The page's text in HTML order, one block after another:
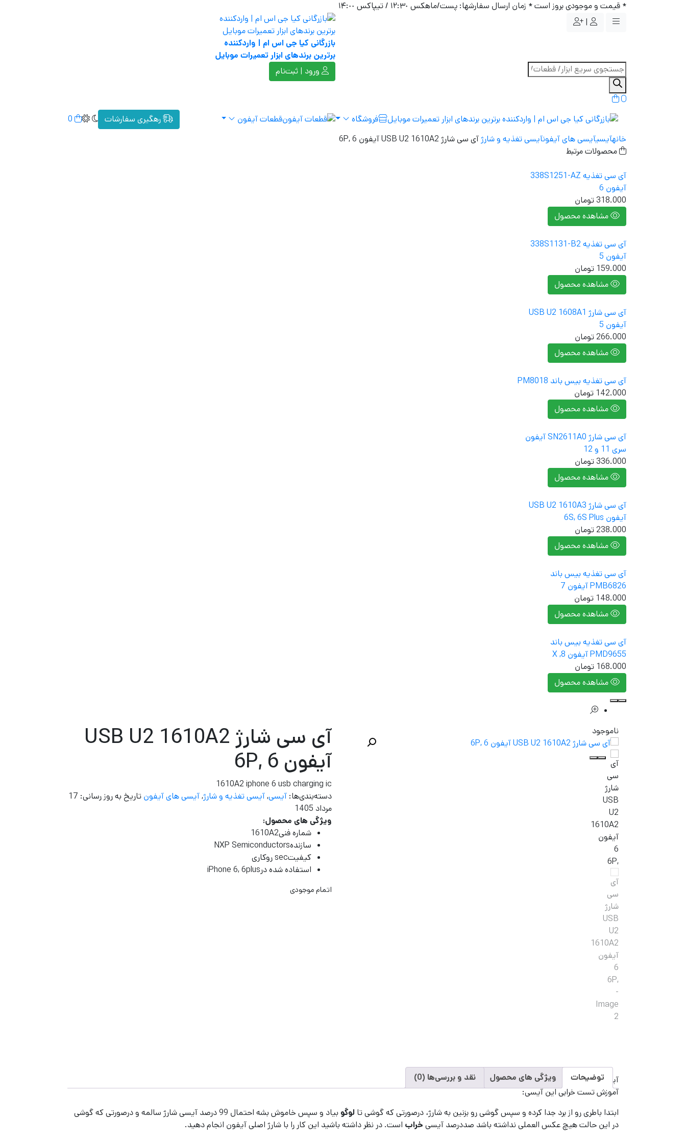
* قیمت و موجودی بروز است * زمان ارسال سفارشها: پست/ماهکس ١٢:٣٠ / تیپاکس ١۴:٠٠
|
بازرگانی کیا جی اس ام | واردکننده
برترین برندهای ابزار تعمیرات موبایل
جستجوی
محصولات
0
فروشگاه قطعات آیفون رهگیری سفارشات
0
خانهآیسیآیسی های آیفونآیسی تغذیه و شارژآی سی شارژ USB U2 1610A2 آیفون 6 ,6P
محصولات مرتبط
آی سی تغذیه 338S1251-AZ
آیفون 6
318.000تومان
مشاهده محصول
آی سی تغذیه 338S1131-B2
آیفون 5
159.000 تومان
مشاهده محصول
آی سی شارژ USB U2 1608A1
آیفون 5
266.000تومان
مشاهده محصول
آی سی تغذیه بیس باند PM8018
142.000 تومان
مشاهده محصول
آی سی شارژ SN2611A0 آیفون
سری 11 و 12
336.000تومان
مشاهده محصول
آی سی شارژ USB U2 1610A3
آیفون 6S, 6S Plus
238.000تومان
مشاهده محصول
آی سی تغذیه بیس باند
PMB6826 آیفون 7
148.000 تومان
مشاهده محصول
آی سی تغذیه بیس باند
PMD9655 آیفون 8, X
168.000 تومان
مشاهده محصول
ناموجود
آی سی شارژ USB U2 1610A2
آیفون 6 ,6P
1610A2 iphone 6 usb charging ic
دسته‌بندی‌ها: آیسی,آیسی تغذیه و شارژ,آیسی های آیفون تاریخ به روز رسانی: 17
مرداد 1405
ویژگی های محصول:
شماره فنی1610A2
سازندهNXP Semiconductors
کیفیتsec روکاری
استفاده شده درiPhone 6, 6plus
اتمام موجودی
توضیحات ویژگی های محصول نقد و بررسی‌ها (0) آیسی شارژ USB U21610A2
آیفون 6 ,6P با کیفیت اورجینال
آموزش تست خرابی این آیسی:
ابتدا باطری رو از برد جدا کرده و سپس گوشی رو بزنین به شارژ، درصورتی که گوشی تا لوگو
بیاد و سپس خاموش بشه احتمال 99 درصد آیسی شارژ سالمه و درصورتی که گوشی
در این حالت هیچ عکس العملی نداشته باشد صددرصد آیسی خراب است. در نظر داشته باشید این کار را با شارژ اصلی آیفون انجام دهید.